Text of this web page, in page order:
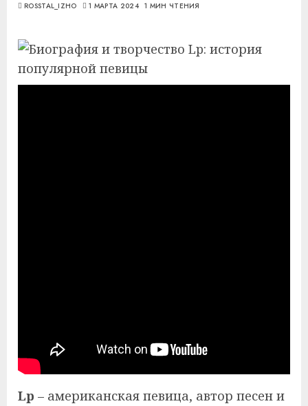
ROSSTAL_IZHO 1 МАРТА 2024 1 МИН ЧТЕНИЯ
Lp – американская певица, автор песен и